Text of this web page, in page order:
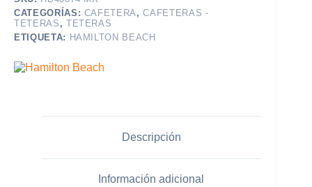
CATEGORÍAS: CAFETERA,CAFETERAS -
TETERAS , TETERAS
ETIQUETA: HAMILTON BEACH
Descripción
Información adicional